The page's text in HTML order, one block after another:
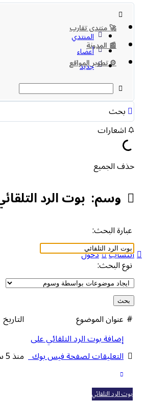
🚀 منتدى تقارب
📰 المدونة
⚙️ تطوير المواقع
انتساب دخول
المنتدي
أعضاء
جديد
بحث
اشعارات
حذف الجميع
وسم: بوت الرد التلقائي
عبارة البحث:
نوع البحث:
#عنوان الموضوع التاريخ
إضافة بوت الرد التلقائي على
التعليقات لصفحة فيس بوك منذ 5 سنوات
بوت الرد التلقائي